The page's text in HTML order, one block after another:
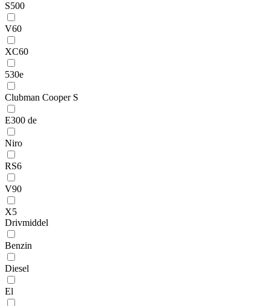
S500
V60
XC60
530e
Clubman Cooper S
E300 de
Niro
RS6
V90
X5
Drivmiddel
Benzin
Diesel
El